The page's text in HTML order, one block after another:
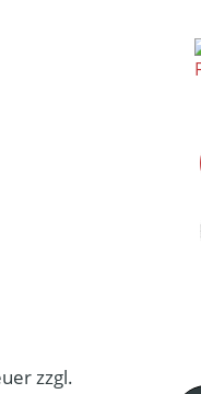
zzgl.